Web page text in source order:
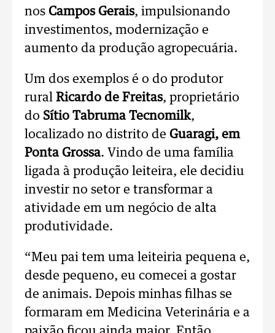
nos Campos Gerais, impulsionando
investimentos, modernização e
aumento da produção agropecuária.
Um dos exemplos é o do produtor
rural Ricardo de Freitas, proprietário
do Sítio Tabruma Tecnomilk,
localizado no distrito de Guaragi, em
Ponta Grossa. Vindo de uma família
ligada à produção leiteira, ele decidiu
investir no setor e transformar a
atividade em um negócio de alta
produtividade.
“Meu pai tem uma leiteiria pequena e,
desde pequeno, eu comecei a gostar
de animais. Depois minhas filhas se
formaram em Medicina Veterinária e a